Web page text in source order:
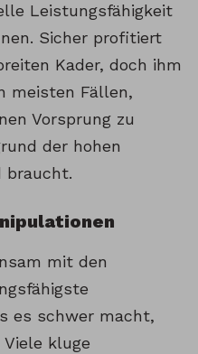
Leistungsfähigkeit
Sicher profitiert
Kader, doch ihm
meisten Fällen,
Vorsprung zu
der hohen
braucht.
mit den
es schwer macht,
kluge